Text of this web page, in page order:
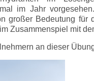
im Jahr
großer Bedeutung für
Zusammenspiel mit
an dieser